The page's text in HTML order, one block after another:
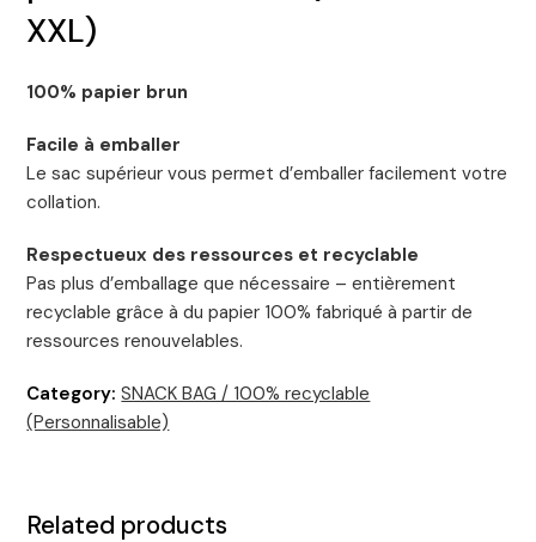
XXL)
100% papier brun
Facile à emballer
Le sac supérieur vous permet d’emballer facilement votre
collation.
Respectueux des ressources et recyclable
Pas plus d’emballage que nécessaire – entièrement
recyclable grâce à du papier 100% fabriqué à partir de
ressources renouvelables.
Category: SNACK BAG / 100% recyclable
(Personnalisable)
Related products